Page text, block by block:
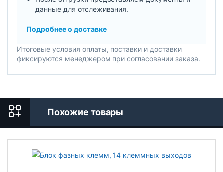
данные для отслеживания.
Подробнее о доставке
Итоговые условия оплаты, поставки и доставки
фиксируются менеджером при согласовании заказа.
Похожие товары